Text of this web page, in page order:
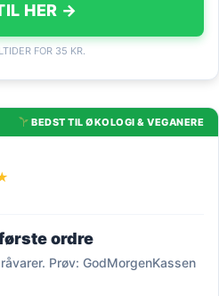
HER →
FOR 35 KR.
BEDST TIL ØKOLOGI & VEGANERE
ordre
Prøv: GodMorgenKassen